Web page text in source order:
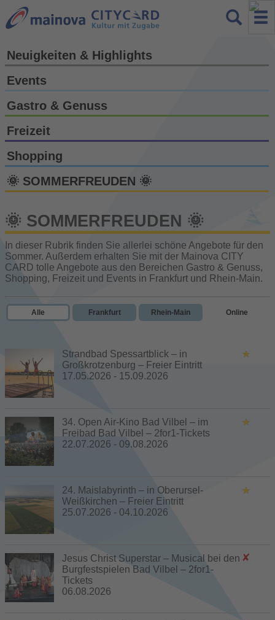
Neuigkeiten & Highlights
Events
Gastro & Genuss
Freizeit
Shopping
🌞 SOMMERFREUDEN 🌞
🌞 SOMMERFREUDEN 🌞
In dieser Rubrik finden Sie allerlei schöne Angebote für den
Sommer. Außerdem erhalten Sie mit der Mainova CITY
CARD tolle Angebote aus den Bereichen Gastro & Genuss,
Shopping, Freizeit und Events in Frankfurt und Rhein-Main.
Alle Frankfurt Rhein-Main Online
Strandbad Spessartblick – in
Großkrotzenburg – Freier Eintritt
17.05.2026 - 15.09.2026
34. Open Air-Kino Bad Vilbel – im
Freibad Bad Vilbel – 2for1-Tickets
22.07.2026 - 09.08.2026
24. Maislabyrinth – in Oberursel-
Weißkirchen – Freier Eintritt
25.07.2026 - 04.10.2026
Jesus Christ Superstar – Musical bei den
Burgfestspielen Bad Vilbel – 2for1-
Tickets
06.08.2026